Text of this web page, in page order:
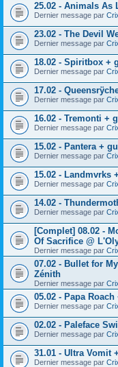
25.02 - Animals As
Dernier message par
23.02 - The Devil
Dernier message par
18.02 - Spiritbox +
Dernier message par
17.02 -
Dernier message par
16.02 - Tremonti +
Dernier message par
15.02 - Pantera +
Dernier message par
15.02 - Landmvrks
Dernier message par
14.02 -
Dernier message par
[Complet] 08.02 -
Of Sacrifice @
Dernier message par
07.02 - Bullet for
Zénith
Dernier message par
05.02 - Papa
Dernier message par
02.02 - Paleface
Dernier message par
31.01 - Ultra Vomit
Dernier message par